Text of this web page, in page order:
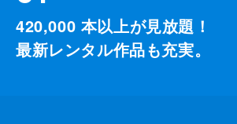
420,000 本以上が見放題！
最新レンタル作品も充実。